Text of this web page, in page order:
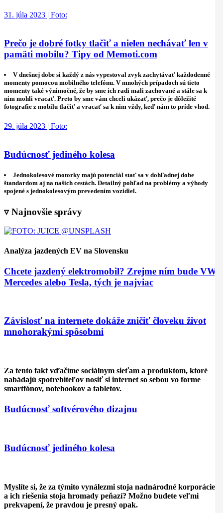
31. júla 2023 | Foto:
Prečo je dobré fotky tlačiť a nielen nechávať len v
pamäti mobilu? Tipy od Memoti.com
V dnešnej dobe si každý z nás vypestoval zvyk zachytávať každodenné
momenty pomocou mobilného telefónu. V mnohých prípadoch sú tieto
momenty také výnimočné, že by sme ich radi mali zachované a stále sa k
nim mohli vracať. Preto by sme vám chceli ukázať, prečo je dôležité
fotografie z mobilu tlačiť a vracať sa k nim vždy, keď nám to príde vhod.
29. júla 2023 | Foto:
Budúcnosť jediného kolesa
Jednokolesové motorky majú potenciál stať sa v dohľadnej dobe
štandardom aj na našich cestách. Detailný pohľad na problémy a výhody
spojené s jednokolesovým prevedením vozidiel.
▿ Najnovšie správy
Analýza jazdených EV na Slovensku
Chcete jazdený elektromobil? Zrejme ním bude VW,
Mercedes alebo Tesla, tých je najviac
Závislosť na internete dokáže zničiť človeku život
mnohorakými spôsobmi
Za tento fakt vďačíme sociálnym sieťam a produktom, ktoré
nabádajú spotrebiteľov nosiť si internet so sebou vo forme
smartfónov, notebookov a tabletov.
Budúcnosť softvérového dizajnu
Budúcnosť jediného kolesa
Myslíte si, že za týmito vynálezmi stoja nadnárodné korporácie
a ich riešenia stoja hromady peňazí? Možno budete veľmi
prekvapení, že pravdou je presný opak.